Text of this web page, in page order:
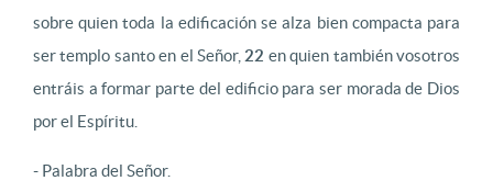
sobre quien toda la edificación se alza bien compacta para
ser templo santo en el Señor, 22 en quien también vosotros
entráis a formar parte del edificio para ser morada de Dios
por el Espíritu.
- Palabra del Señor.